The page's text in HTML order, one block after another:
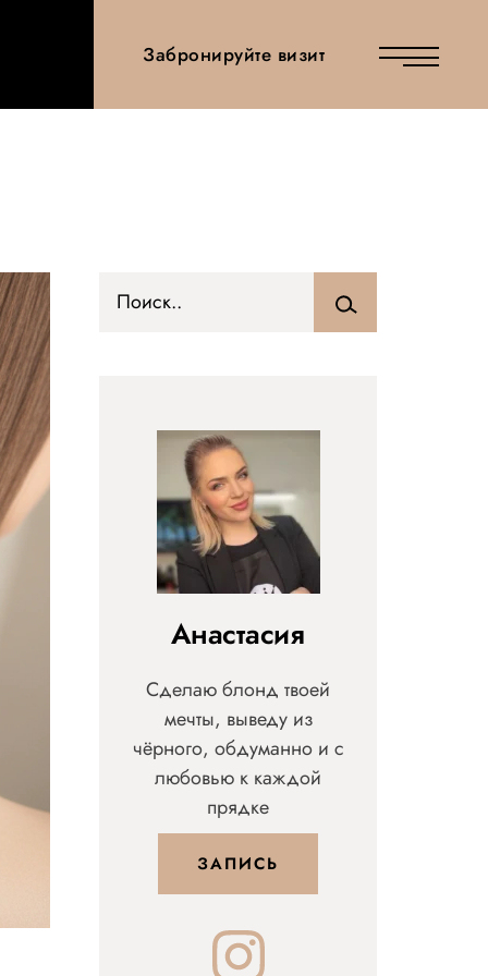
Забронируйте визит
Анастасия
Сделаю блонд твоей
мечты, выведу из
чёрного, обдуманно и с
любовью к каждой
прядке
ЗАПИСЬ